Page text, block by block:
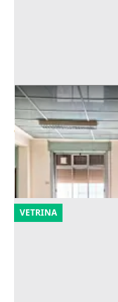
Asta Blocco
Rovigo (Rovigo)
Offerta minima
92.193 €
24/09/2026
VETRINA